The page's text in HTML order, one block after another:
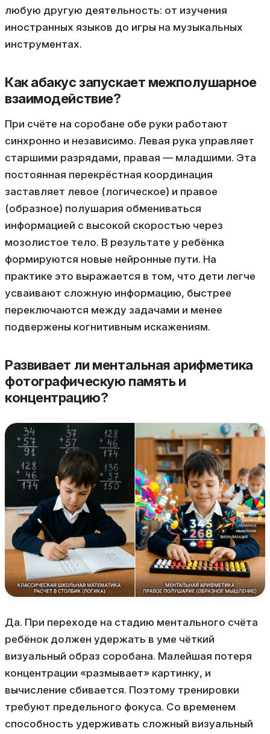
любую другую деятельность: от изучения
иностранных языков до игры на музыкальных
инструментах.
Как абакус запускает межполушарное
взаимодействие?
При счёте на соробане обе руки работают
синхронно и независимо. Левая рука управляет
старшими разрядами, правая — младшими. Эта
постоянная перекрёстная координация
заставляет левое (логическое) и правое
(образное) полушария обмениваться
информацией с высокой скоростью через
мозолистое тело. В результате у ребёнка
формируются новые нейронные пути. На
практике это выражается в том, что дети легче
усваивают сложную информацию, быстрее
переключаются между задачами и менее
подвержены когнитивным искажениям.
Развивает ли ментальная арифметика
фотографическую память и
концентрацию?
Да. При переходе на стадию ментального счёта
ребёнок должен удержать в уме чёткий
визуальный образ соробана. Малейшая потеря
концентрации «размывает» картинку, и
вычисление сбивается. Поэтому тренировки
требуют предельного фокуса. Со временем
способность удерживать сложный визуальный